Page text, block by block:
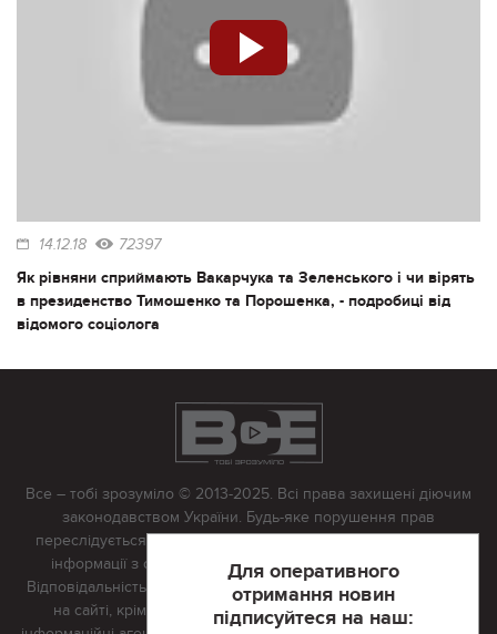
14.12.18 72397
Як рівняни сприймають Вакарчука та Зеленського і чи вірять
в президенство Тимошенко та Порошенка, - подробиці від
відомого соціолога
Для оперативного
отримання новин
підписуйтеся на наш:
Все – тобі зрозуміло © 2013-2025. Всі права захищені діючим
законодавством України. Будь-яке порушення прав
переслідується в судовому порядку. Будь-яке відтворення
інформації з сайту тільки з письмово дозволу редакції.
Відповідальність за достовірність усіх матеріалів, розміщених
на сайті, крім матеріалів, які містять посилання на інші